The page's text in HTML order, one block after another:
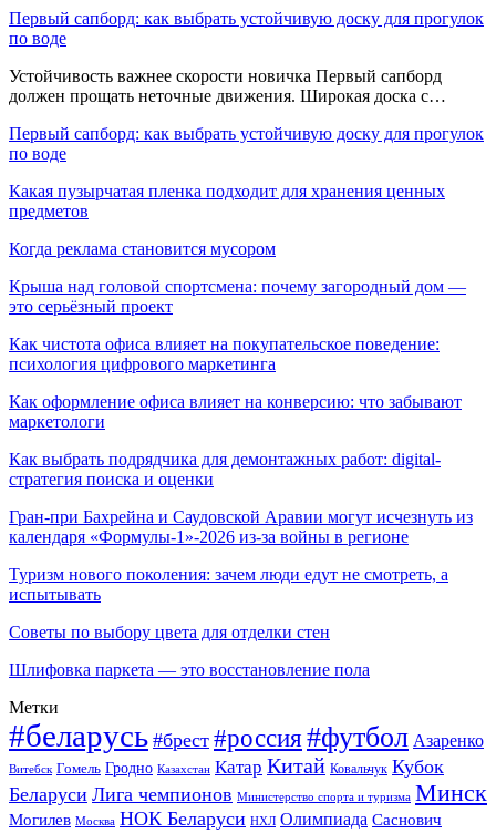
Первый сапборд: как выбрать устойчивую доску для прогулок
по воде
Устойчивость важнее скорости новичка Первый сапборд
должен прощать неточные движения. Широкая доска с…
Первый сапборд: как выбрать устойчивую доску для прогулок
по воде
Какая пузырчатая пленка подходит для хранения ценных
предметов
Когда реклама становится мусором
Крыша над головой спортсмена: почему загородный дом —
это серьёзный проект
Как чистота офиса влияет на покупательское поведение:
психология цифрового маркетинга
Как оформление офиса влияет на конверсию: что забывают
маркетологи
Как выбрать подрядчика для демонтажных работ: digital-
стратегия поиска и оценки
Гран-при Бахрейна и Саудовской Аравии могут исчезнуть из
календаря «Формулы-1»-2026 из-за войны в регионе
Туризм нового поколения: зачем люди едут не смотреть, а
испытывать
Советы по выбору цвета для отделки стен
Шлифовка паркета — это восстановление пола
Метки
#беларусь #брест #россия#футбол Азаренко
Витебск Гомель Гродно Казахстан Катар Китай Ковальчук Кубок
Беларуси Лига чемпионов Министерство спорта и туризма Минск
Могилев Москва НОК Беларуси НХЛ Олимпиада Саснович